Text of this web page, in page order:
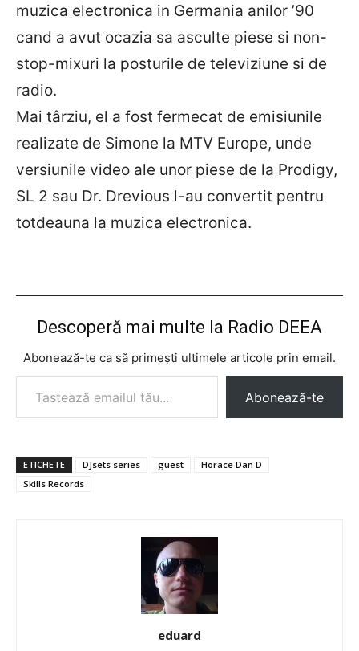
muzica electronica in Germania anilor ’90
cand a avut ocazia sa asculte piese si non-
stop-mixuri la posturile de televiziune si de
radio.
Mai târziu, el a fost fermecat de emisiunile
realizate de Simone la MTV Europe, unde
versiunile video ale unor piese de la Prodigy,
SL 2 sau Dr. Drevious l-au convertit pentru
totdeauna la muzica electronica.
Descoperă mai multe la Radio DEEA
Abonează-te ca să primești ultimele articole prin email.
Tastează emailul tău...
Abonează-te
ETICHETE DJsets series guest
Horace Dan D
Skills Records
eduard